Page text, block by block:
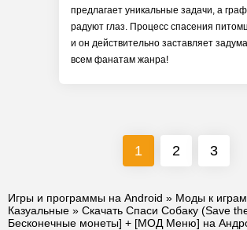
предлагает уникальные задачи, а
радуют глаз. Процесс спасения
и он действительно заставляет
всем фанатам жанра!
1 2 3
Игры и программы на Android » Моды к
Казуальные » Скачать Спаси Собаку (Save
Бесконечные монеты] + [МОД Меню] на